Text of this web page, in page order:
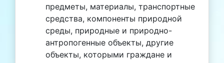
предметы, материалы, транспортные
средства, компоненты природной
среды, природные и природно-
антропогенные объекты, другие
объекты, которыми граждане и